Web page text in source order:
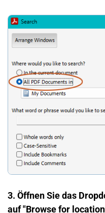
3. Öffnen Sie das
auf "Browse for